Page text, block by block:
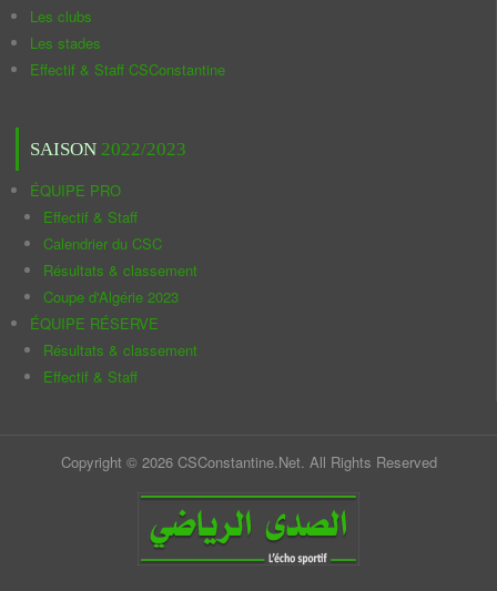
Les clubs
Les stades
Effectif & Staff CSConstantine
SAISON 2022/2023
ÉQUIPE PRO
Effectif & Staff
Calendrier du CSC
Résultats & classement
Coupe d'Algérie 2023
ÉQUIPE RÉSERVE
Résultats & classement
Effectif & Staff
Copyright © 2026 CSConstantine.Net. All Rights Reserved